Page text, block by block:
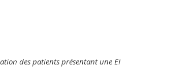
des patients présentant une EI